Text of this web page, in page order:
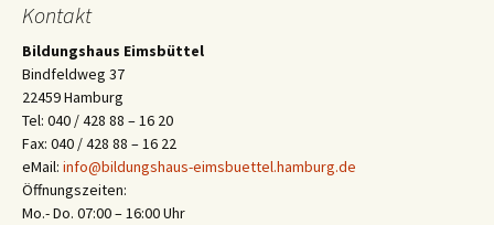
Kontakt
Bildungshaus Eimsbüttel
Bindfeldweg 37
22459 Hamburg
Tel: 040 / 428 88 – 16 20
Fax: 040 / 428 88 – 16 22
eMail: info@bildungshaus-eimsbuettel.hamburg.de
Öffnungszeiten:
Mo.- Do. 07:00 – 16:00 Uhr